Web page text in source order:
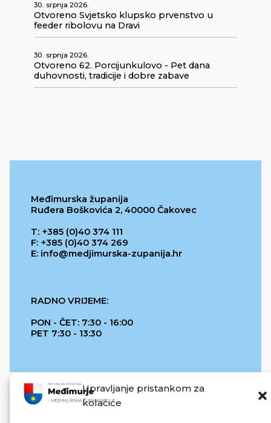
Upravljanje pristankom za
kolačiće
30. srpnja 2026.
Otvoreno Svjetsko klupsko prvenstvo u
feeder ribolovu na Dravi
30. srpnja 2026.
Otvoreno 62. Porcijunkulovo - Pet dana
duhovnosti, tradicije i dobre zabave
Međimurska županija
Ruđera Boškovića 2, 40000 Čakovec
T: +385 (0)40 374 111
F: +385 (0)40 374 269
E: info@medjimurska-zupanija.hr
RADNO VRIJEME:
PON - ČET: 7:30 - 16:00
PET 7:30 - 13:30